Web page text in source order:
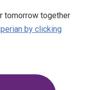
tomorrow together
by clicking